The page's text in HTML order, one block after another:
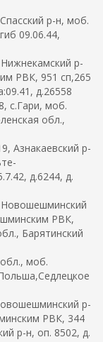
р-н, моб.
09.06.44,
р-
РВК, 951 сп,265
д.26558
с.Гари, моб.
обл.,
р-
д.6244, д.
РВК,
Барятинский
моб.
р-
РВК, 344
р-н, оп. 8502, д.